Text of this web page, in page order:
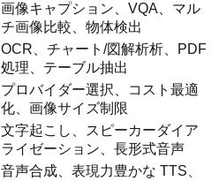
画像キャプション、VQA、マル
チ画像比較、物体検出
OCR、チャート/図解析析、PDF
処理、テーブル抽出
プロバイダー選択、コスト最適
化、画像サイズ制限
文字起こし、スピーカーダイア
ライゼーション、長形式音声
音声合成、表現力豊かな TTS、